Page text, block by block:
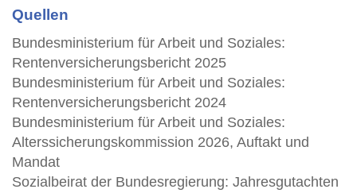
Quellen
Bundesministerium für Arbeit und Soziales:
Rentenversicherungsbericht 2025
Bundesministerium für Arbeit und Soziales:
Rentenversicherungsbericht 2024
Bundesministerium für Arbeit und Soziales:
Alterssicherungskommission 2026, Auftakt und
Mandat
Sozialbeirat der Bundesregierung: Jahresgutachten